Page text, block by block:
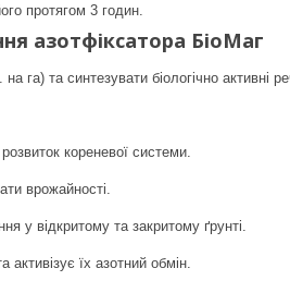
протягом 3 годин.
азотфіксатора БіоМаг
га) та синтезувати біологічно активні
кореневої системи.
врожайності.
у відкритому та закритому ґрунті.
їх азотний обмін.